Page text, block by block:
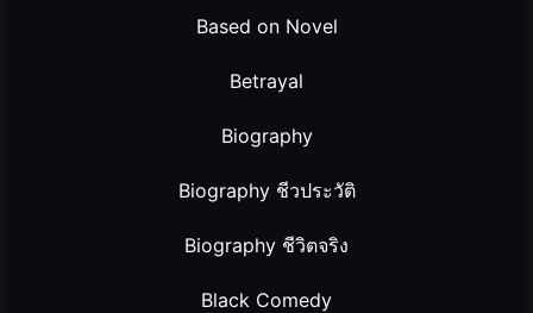
Based on Novel
Betrayal
Biography
Biography ชีวประวัติ
Biography ชีวิตจริง
Black Comedy